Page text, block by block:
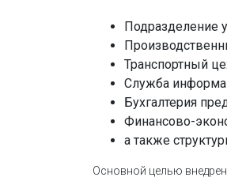
Подразделение
Транспортный
Служба
Бухгалтерия
Финансово-
а также
Основной целью